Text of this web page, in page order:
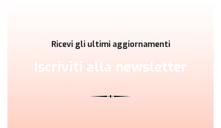
Ricevi gli ultimi aggiornamenti
Iscriviti alla newsletter